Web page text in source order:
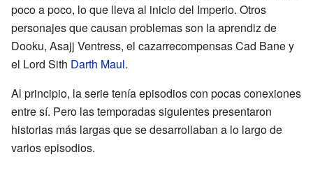
poco a poco, lo que lleva al inicio del Imperio. Otros
personajes que causan problemas son la aprendiz de
Dooku, Asajj Ventress, el cazarrecompensas Cad Bane y
el Lord Sith Darth Maul.
Al principio, la serie tenía episodios con pocas conexiones
entre sí. Pero las temporadas siguientes presentaron
historias más largas que se desarrollaban a lo largo de
varios episodios.